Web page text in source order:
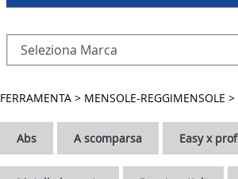
BULLONERIA-VITERIA
EDILIZIA
FERRAMENTA > MENSOLE-REGGIMENSOLE >
Abs A scomparsa Easy x